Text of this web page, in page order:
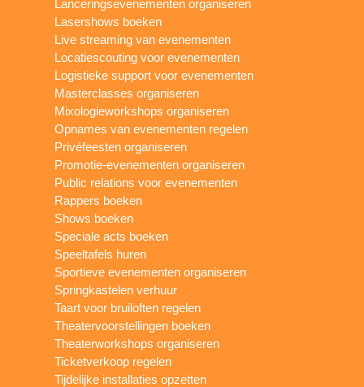
Lanceringsevenementen organiseren
Lasershows boeken
Live streaming van evenementen
Locatiescouting voor evenementen
Logistieke support voor evenementen
Masterclasses organiseren
Mixologieworkshops organiseren
Opnames van evenementen regelen
Privéfeesten organiseren
Promotie-evenementen organiseren
Public relations voor evenementen
Rappers boeken
Shows boeken
Speciale acts boeken
Speeltafels huren
Sportieve evenementen organiseren
Springkastelen verhuur
Taart voor bruiloften regelen
Theatervoorstellingen boeken
Theaterworkshops organiseren
Ticketverkoop regelen
Tijdelijke installaties opzetten